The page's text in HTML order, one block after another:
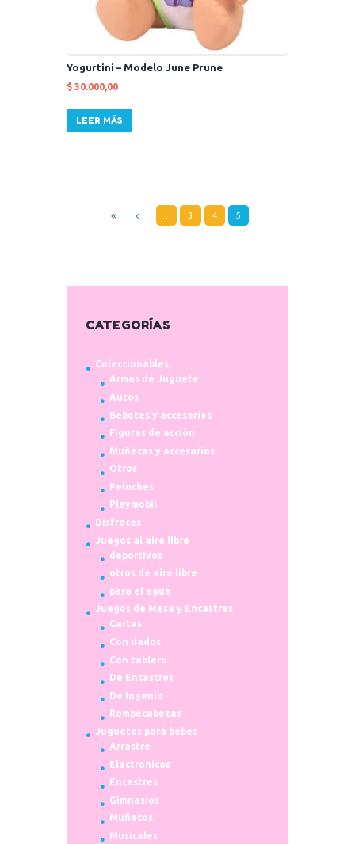
Yogurtini – Modelo June Prune
$ 30.000,00
LEER MÁS
3 4 5
CATEGORÍAS
Coleccionables
Armas de Juguete
Autos
Bebotes y accesorios
Figuras de acción
Muñecas y accesorios
Otros
Peluches
Playmobil
Disfraces
Juegos al aire libre
deportivos
otros de aire libre
para el agua
Juegos de Mesa y Encastres
Cartas
Con dados
Con tablero
De Encastres
De Ingenio
Rompecabezas
Juguetes para bebes
Arrastre
Electronicos
Encastres
Gimnasios
Muñecos
Musicales